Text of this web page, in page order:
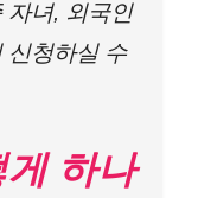
자녀, 외국인
신청하실 수
하나